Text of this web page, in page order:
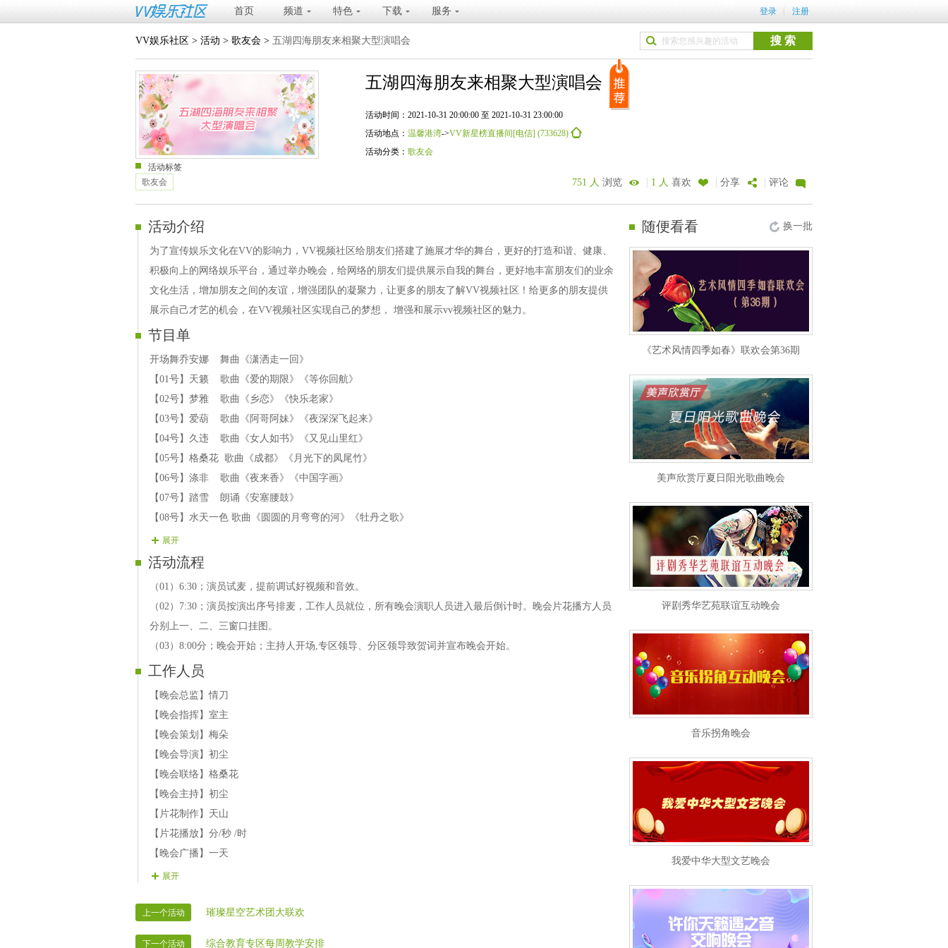
首页 频道 特色 下载 服务 登录 注册
VV娱乐社区 > 活动 > 歌友会 > 五湖四海朋友来相聚大型演唱会
五湖四海朋友来相聚大型演唱会
活动时间：2021-10-31 20:00:00 至 2021-10-31 23:00:00
活动地点： 温馨港湾->VV新星榜直播间[电信] (733628)
活动分类： 歌友会
活动标签
歌友会
751 人 浏览 | 1 人 喜欢 | 分享 | 评论
活动介绍
为了宣传娱乐文化在VV的影响力，VV视频社区给朋友们搭建了施展才华的舞台，更好的打造和谐、健康、
积极向上的网络娱乐平台，通过举办晚会，给网络的朋友们提供展示自我的舞台，更好地丰富朋友们的业余
文化生活，增加朋友之间的友谊，增强团队的凝聚力，让更多的朋友了解VV视频社区！给更多的朋友提供
展示自己才艺的机会，在VV视频社区实现自己的梦想， 增强和展示vv视频社区的魅力。
节目单
开场舞乔安娜 舞曲《潇洒走一回》
【01号】天籁 歌曲《爱的期限》《等你回航》
【02号】梦雅 歌曲《乡恋》《快乐老家》
【03号】爱葫 歌曲《阿哥阿妹》《夜深深飞起来》
【04号】久违 歌曲《女人如书》《又见山里红》
【05号】格桑花 歌曲《成都》《月光下的凤尾竹》
【06号】涤非 歌曲《夜来香》《中国字画》
【07号】踏雪 朗诵《安塞腰鼓》
【08号】水天一色 歌曲《圆圆的月弯弯的河》《牡丹之歌》
【09号】初尘 歌曲《歌在飞》《月亮惹的祸》
【10号】飞扬 歌曲《萍聚》《美酒加咖啡》
展开
活动流程
（01）6:30；演员试麦，提前调试好视频和音效。
（02）7:30；演员按演出序号排麦，工作人员就位，所有晚会演职人员进入最后倒计时。晚会片花播方人员
分别上一、二、三窗口挂图。
（03）8:00分；晚会开始；主持人开场,专区领导、分区领导致贺词并宣布晚会开始。
工作人员
【晚会总监】情刀
【晚会指挥】室主
【晚会策划】梅朵
【晚会导演】初尘
【晚会联络】格桑花
【晚会主持】初尘
【片花制作】天山
【片花播放】分/秒 /时
【晚会广播】一天
【晚会护麦】乐乐
【晚会安保】纷飞 云雨
【晚会迎宾】房间全体管理
展开
上一个活动 璀璨星空艺术团大联欢
下一个活动 综合教育专区每周教学安排
随便看看 换一批
《艺术风情四季如春》联欢会第36期
美声欣赏厅夏日阳光歌曲晚会
评剧秀华艺苑联谊互动晚会
音乐拐角晚会
我爱中华大型文艺晚会